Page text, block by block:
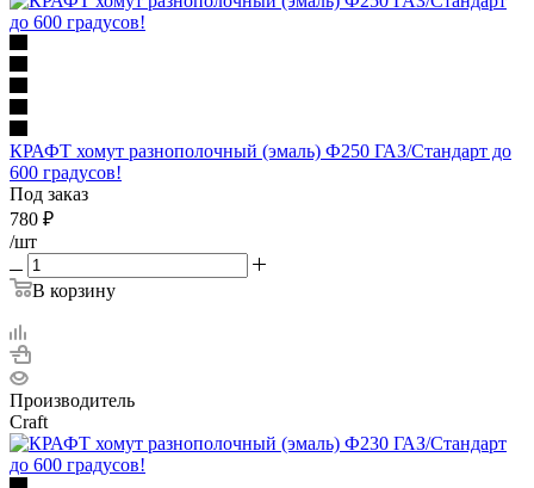
КРАФТ хомут разнополочный (эмаль) Ф250 ГАЗ/Стандарт до
600 градусов!
Под заказ
780 ₽
/шт
В корзину
Производитель
Craft